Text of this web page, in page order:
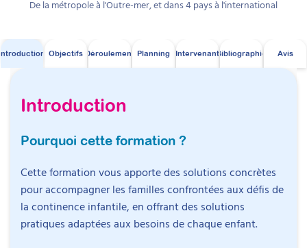
De la métropole à l'Outre-mer, et dans4pays à l'international
Objectifs Déroulement Planning IntervenantBibliographie Avis
Introduction
Pourquoi cette formation ?
Cette formation vous apporte des solutions concrètes
pour accompagner les familles confrontées aux défis de
la continence infantile, en offrant des solutions
pratiques adaptées aux besoins de chaque enfant.
Programme détaillé avec
planning
SessionBPE-7- démarrage le9 novembre
2026